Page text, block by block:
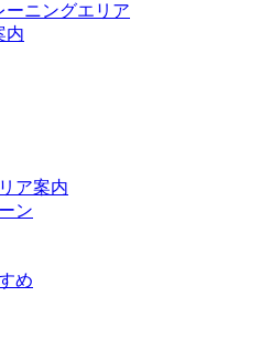
ーニングエリア
内
ア案内
ン
め